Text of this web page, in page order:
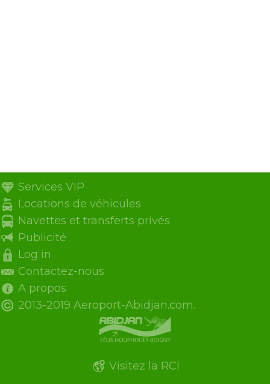
Services VIP
Locations de véhicules
Navettes et transferts privés
Publicité
Log in
Contactez-nous
A propos
2013-2019 Aeroport-Abidjan.com.
Visitez la RCI